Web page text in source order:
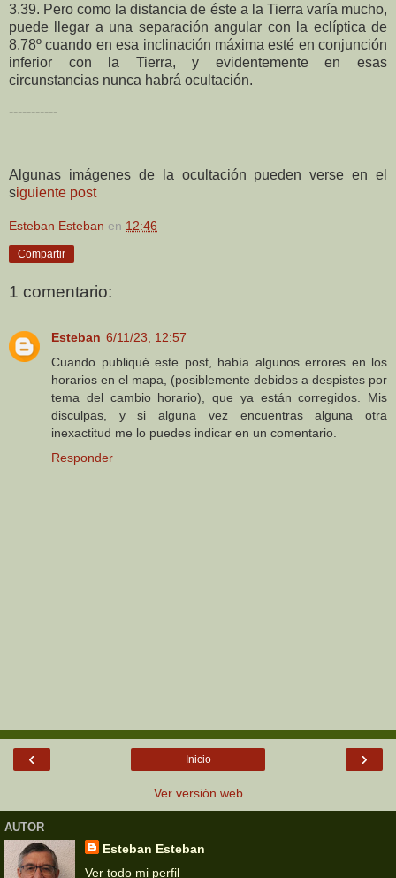
3.39. Pero como la distancia de éste a la Tierra varía mucho,
puede llegar a una separación angular con la eclíptica de
8.78º cuando en esa inclinación máxima esté en conjunción
inferior con la Tierra, y evidentemente en esas
circunstancias nunca habrá ocultación.
-----------
Algunas imágenes de la ocultación pueden verse en el
siguiente post
Esteban Esteban en 12:46
Compartir
1 comentario:
Esteban 6/11/23, 12:57
Cuando publiqué este post, había algunos errores en los
horarios en el mapa, (posiblemente debidos a despistes por
tema del cambio horario), que ya están corregidos. Mis
disculpas, y si alguna vez encuentras alguna otra
inexactitud me lo puedes indicar en un comentario.
Responder
‹ ›
Inicio
Ver versión web
AUTOR
Esteban Esteban
Ver todo mi perfil